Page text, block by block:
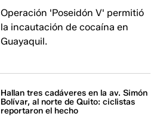
Operación 'Poseidón V' permitió
la incautación de cocaína en
Guayaquil.
Hallan tres cadáveres en la av. Simón
Bolívar, al norte de Quito: ciclistas
reportaron el hecho